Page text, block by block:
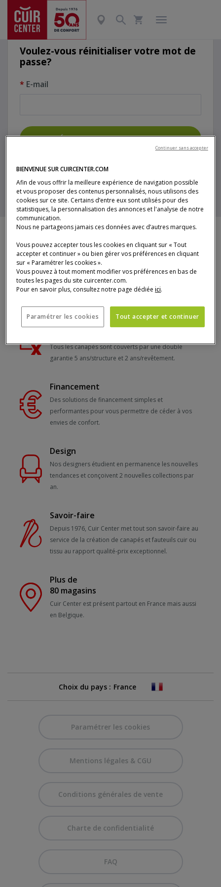
Réinitialiser le mot de passe
Voulez-vous réinitialiser votre mot de
passe?
E-mail
RÉINITIALISER LE MOT DE PASSE
S'abonner
5 raisons de choisir Cuir Center
Double
Tous les canapés sont couverts par une double
garantie 5 ans/structure et 2 ans/revêtement.
Financement
Des solutions de financement simples et
performantes pour vous permettre de céder à vos
envies de confort.
Design
Nos designers étudient en permanence les nouvelles
tendances et conçoivent 2 nouvelles collections par
an.
Savoir-faire
Depuis 1976, Cuir Center met tout son savoir-faire au
service de la création de canapés et fauteuils cuir ou
tissu au rapport qualité-prix exceptionnel.
Plus de
80 magasins
Cuir Center est présent partout en France mais aussi
en Belgique.
Choix du pays :
Paramétrer les cookies
Mentions légales & CGU
Conditions générales de vente
Charte de confidentialité
FAQ
BIENVENUE SUR CUIRCENTER.COM
Afin de vous offrir la meilleure expérience de navigation possible
et vous proposer des contenus personnalisés, nous utilisons des
cookies sur ce site. Certains d’entre eux sont utilisés pour des
statistiques, la personnalisation des annonces et l'analyse de notre
communication.
Nous ne partageons jamais ces données avec d’autres marques.
Vous pouvez accepter tous les cookies en cliquant sur « Tout
accepter et continuer » ou bien gérer vos préférences en cliquant
sur « Paramétrer les cookies ».
Vous pouvez à tout moment modifier vos préférences en bas de
toutes les pages du site cuircenter.com.
Pour en savoir plus, consultez notre page dédiéeici.
Paramétrer les cookies Tout accepter et continuer
Continuer sans accepter